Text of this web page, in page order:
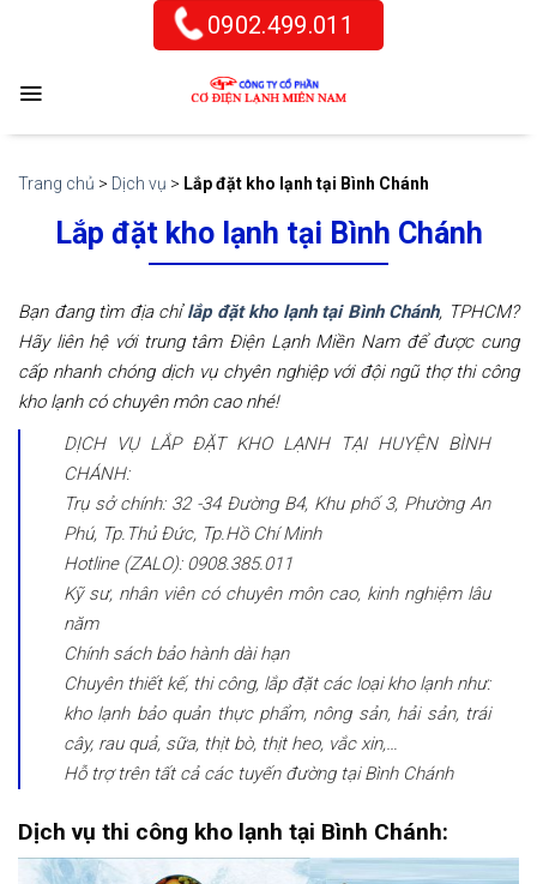
0902.499.011
Trang chủ > Dịch vụ > Lắp đặt kho lạnh tại Bình Chánh
Lắp đặt kho lạnh tại Bình Chánh
Bạn đang tìm địa chỉlắp đặt kho lạnh tại Bình Chánh, TPHCM?
Hãy liên hệ với trung tâm Điện Lạnh Miền Nam để được cung
cấp nhanh chóng dịch vụ chyên nghiệp với đội ngũ thợ thi công
kho lạnh có chuyên môn cao nhé!
DỊCH VỤ LẮP ĐẶT KHO LẠNH TẠI HUYỆN BÌNH
CHÁNH:
Trụ sở chính: 32 -34 Đường B4, Khu phố 3, Phường An
Phú, Tp.Thủ Đức, Tp.Hồ Chí Minh
Hotline (ZALO): 0908.385.011
Kỹ sư, nhân viên có chuyên môn cao, kinh nghiệm lâu
năm
Chính sách bảo hành dài hạn
Chuyên thiết kế, thi công, lắp đặt các loại kho lạnh như:
kho lạnh bảo quản thực phẩm, nông sản, hải sản, trái
cây, rau quả, sữa, thịt bò, thịt heo, vắc xin,…
Hỗ trợ trên tất cả các tuyến đường tại Bình Chánh
Dịch vụ thi công kho lạnh tại Bình Chánh: